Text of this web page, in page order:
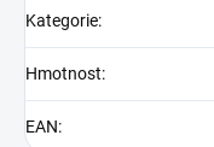
Kategorie:
Hmotnost:
EAN: